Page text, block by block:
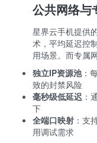
公共网络与
星界云手机提供
术，平均延迟控
用场景。而专属
独立IP资源池：
致的封禁风险
毫秒级低延迟 ：
下
全端口映射 ：支
用调试需求